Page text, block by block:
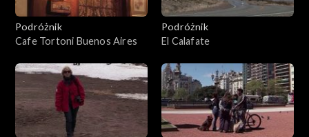
Podróżnik
Cafe Tortoni Buenos Aires
Podróżnik
El Calafate